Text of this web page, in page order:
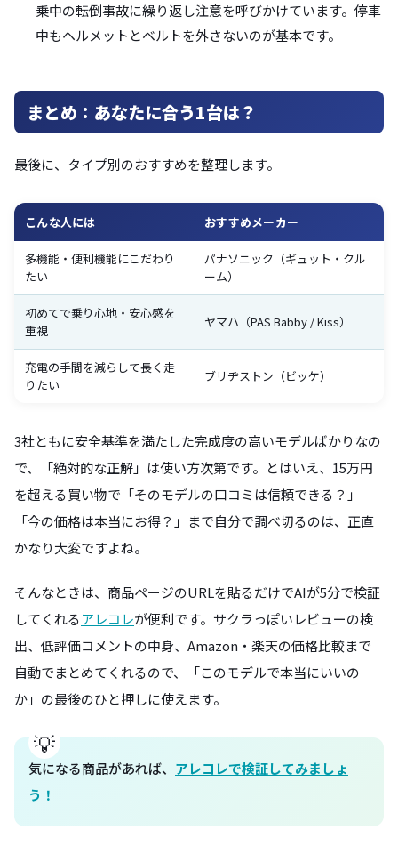
乗中の転倒事故に繰り返し注意を呼びかけています。停車
中もヘルメットとベルトを外さないのが基本です。
まとめ：あなたに合う1台は？
最後に、タイプ別のおすすめを整理します。
こんな人には おすすめメーカー
多機能・便利機能にこだわり
たい
パナソニック（ギュット・クル
ーム）
初めてで乗り心地・安心感を
重視
ヤマハ（PAS Babby / Kiss）
充電の手間を減らして長く走
りたい
ブリヂストン（ビッケ）
3社ともに安全基準を満たした完成度の高いモデルばかりなの
で、「絶対的な正解」は使い方次第です。とはいえ、15万円
を超える買い物で「そのモデルの口コミは信頼できる？」
「今の価格は本当にお得？」まで自分で調べ切るのは、正直
かなり大変ですよね。
そんなときは、商品ページのURLを貼るだけでAIが5分で検証
してくれるアレコレが便利です。サクラっぽいレビューの検
出、低評価コメントの中身、Amazon・楽天の価格比較まで
自動でまとめてくれるので、「このモデルで本当にいいの
か」の最後のひと押しに使えます。
気になる商品があれば、 アレコレで検証してみましょ
う！